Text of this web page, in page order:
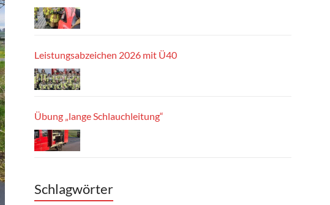
Leistungsabzeichen 2026 mit Ü40
Übung „lange Schlauchleitung“
Schlagwörter